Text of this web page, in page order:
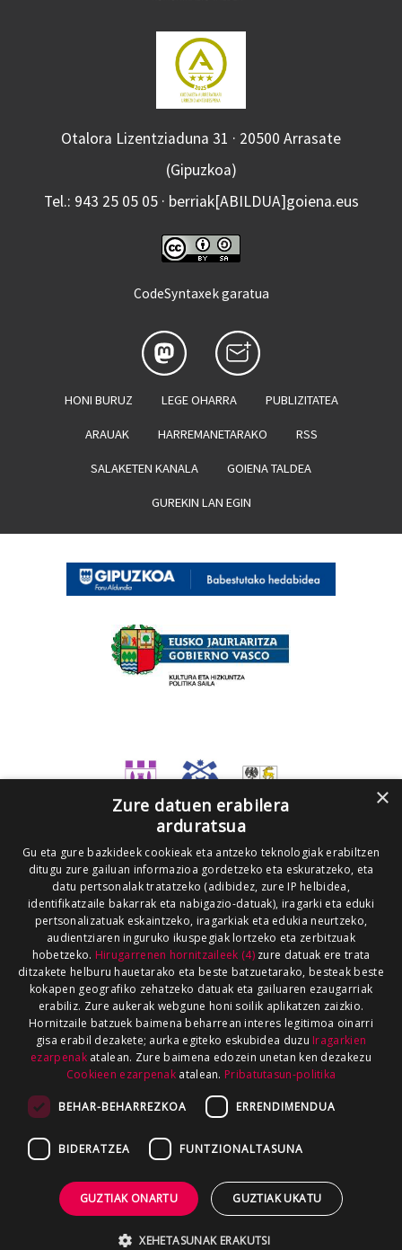
Otalora Lizentziaduna 31 · 20500 Arrasate
(Gipuzkoa)
Tel.: 943 25 05 05 · berriak[ABILDUA]goiena.eus
CodeSyntaxek garatua
HONI BURUZ LEGE OHARRA PUBLIZITATEA
ARAUAK HARREMANETARAKO RSS
SALAKETEN KANALA GOIENA TALDEA
GUREKIN LAN EGIN
×
Zure datuen erabilera
arduratsua
Gu eta gure bazkideek cookieak eta antzeko teknologiak erabiltzen
ditugu zure gailuan informazioa gordetzeko eta eskuratzeko, eta
datu pertsonalak tratatzeko (adibidez, zure IP helbidea,
identifikatzaile bakarrak eta nabigazio-datuak), iragarki eta eduki
pertsonalizatuak eskaintzeko, iragarkiak eta edukia neurtzeko,
audientziaren inguruko ikuspegiak lortzeko eta zerbitzuak
hobetzeko. Hirugarrenen hornitzaileek (4)zure datuak ere trata
ditzakete helburu hauetarako eta beste batzuetarako, besteak beste
kokapen geografiko zehatzeko datuak eta gailuaren ezaugarriak
erabiliz. Zure aukerak webgune honi soilik aplikatzen zaizkio.
Hornitzaile batzuek baimena beharrean interes legitimoa oinarri
gisa erabil dezakete; aurka egiteko eskubidea duzu Iragarkien
ezarpenakatalean. Zure baimena edozein unetan ken dezakezu
Cookieen ezarpenak atalean. Pribatutasun-politika
BEHAR-BEHARREZKOA ERRENDIMENDUA
BIDERATZEA FUNTZIONALTASUNA
GUZTIAK ONARTU GUZTIAK UKATU
XEHETASUNAK ERAKUTSI